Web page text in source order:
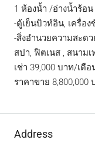
1 ห้องน้ำ /อ่างน้ำร้อ
-ตู้เย็นบิวท์อิน, เครื่อง
-สิ่งอำนวยความสะด
สปา, ฟิตเนส , สนาม
เช่า 39,000 บาท/เดือ
ราคาขาย 8,800,000
Address